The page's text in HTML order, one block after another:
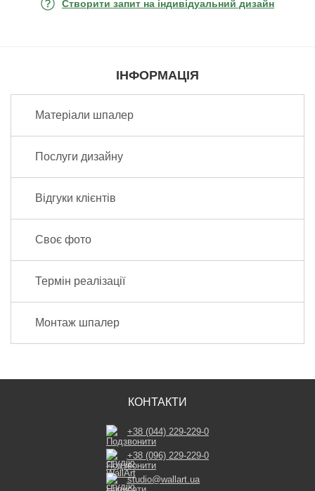
Створити запит на індивідуальний дизайн
ІНФОРМАЦІЯ
Матеріали шпалер
Послуги дизайну
Відгуки клієнтів
Своє фото
Термін реалізації
Монтаж шпалер
КОНТАКТИ
+38 (044) 229-229-0
+38 (096) 229-229-0
studio@wallart.ua